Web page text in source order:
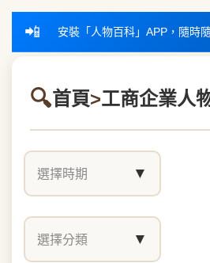
📲 安裝「人物百科」APP，隨時
首頁>工商企業人
選擇時期 ▼
選擇分類 ▼